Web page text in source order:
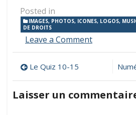
Posted in
IMAGES, PHOTOS, ICONES, LOGOS,
DE DROITS
Leave a Commenton
vectorielles
gratuites
Navigation
de
l’article
Le Quiz 10-15
Laisser un